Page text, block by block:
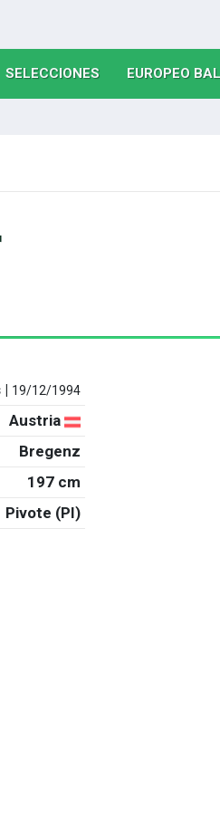
SELECCIONES(CURRENT)
EUROPEO
| 19/12/1994
Austria
Bregenz
197 cm
Pivote (PI)